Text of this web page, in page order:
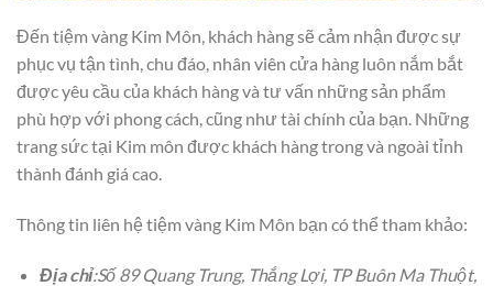
Đến tiệm vàng Kim Môn, khách hàng sẽ cảm nhận được sự
phục vụ tận tình, chu đáo, nhân viên cửa hàng luôn nắm bắt
được yêu cầu của khách hàng và tư vấn những sản phẩm
phù hợp với phong cách, cũng như tài chính của bạn. Những
trang sức tại Kim môn được khách hàng trong và ngoài tỉnh
thành đánh giá cao.
Thông tin liên hệ tiệm vàng Kim Môn bạn có thể tham khảo:
Địa chỉ:Số 89 Quang Trung, Thắng Lợi, TP Buôn Ma Thuột,